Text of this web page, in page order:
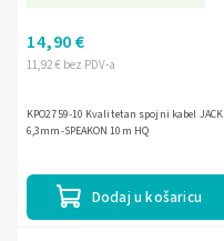
11,92 € bez PDV-a
14,90 €
Dodaj u košaricu
KPO2759-10 Kvalitetan spojni kabel JACK
6,3mm-SPEAKON 10m HQ